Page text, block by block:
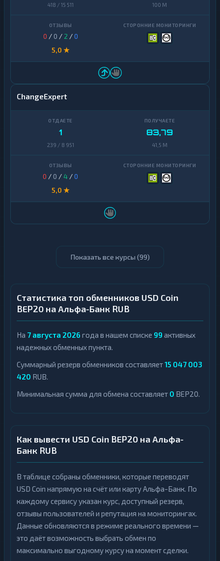
418 / 15 511 100 M
0 / 0 / 2 /0
5,0 ★
ChangeExpert
1
239 / 8 951
83,79
41,5 M
0 / 0 / 4 /0
5,0 ★
Показать все курсы (99)
Статистика топ обменников USD Coin
BEP20 на Альфа-Банк RUB
На 7 августа 2026 года в нашем списке 99 активных
надежных обменных пункта.
Суммарный резерв обменников составляет15 047 003
420 RUB.
Минимальная сумма для обмена составляет 0 BEP20.
Как вывести USD Coin BEP20 на Альфа-
Банк RUB
В таблице собраны обменники, которые переводят
USD Coin напрямую на счёт или карту Альфа-Банк. По
каждому сервису указан курс, доступный резерв,
отзывы пользователей и репутация на мониторингах.
Данные обновляются в режиме реального времени —
это даёт возможность выбрать обмен по
максимально выгодному курсу на момент сделки.